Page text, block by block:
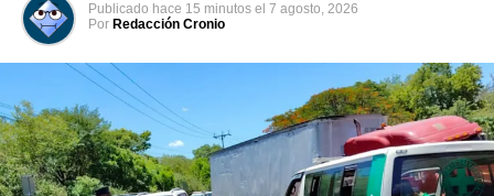
Publicado hace 15 minutos el 7 agosto, 2026
Por Redacción Cronio